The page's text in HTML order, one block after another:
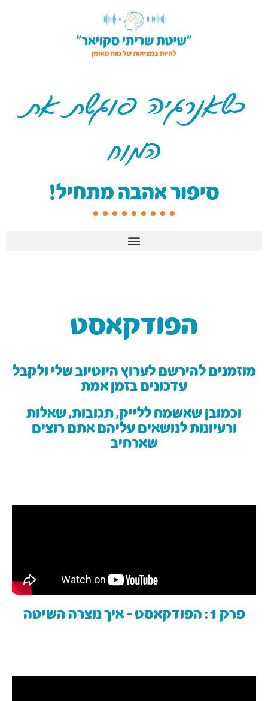
כשאנרגיה פוגשת את
המוח
סיפור אהבה מתחיל!
הפודקאסט
מוזמנים להירשם לערוץ היוטיוב שלי ולקבל
עדכונים בזמן אמת
וכמובן שאשמח ללייק, תגובות, שאלות
ורעיונות לנושאים עליהם אתם רוצים
שארחיב
פרק 1: הפודקאסט - איך נוצרה השיטה